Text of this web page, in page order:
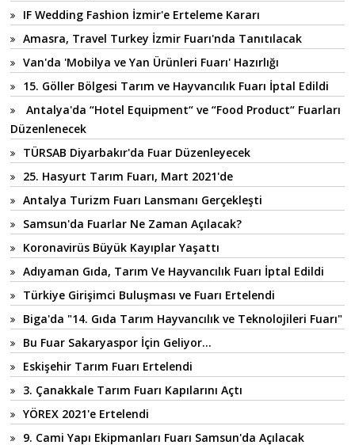
IF Wedding Fashion İzmir'e Erteleme Kararı
Amasra, Travel Turkey İzmir Fuarı'nda Tanıtılacak
Van'da 'Mobilya ve Yan Ürünleri Fuarı' Hazırlığı
15. Göller Bölgesi Tarım ve Hayvancılık Fuarı İptal Edildi
Antalya'da “Hotel Equipment“ ve “Food Product“ Fuarları
Düzenlenecek
TÜRSAB Diyarbakır'da Fuar Düzenleyecek
25. Hasyurt Tarım Fuarı, Mart 2021'de
Antalya Turizm Fuarı Lansmanı Gerçekleşti
Samsun'da Fuarlar Ne Zaman Açılacak?
Koronavirüs Büyük Kayıplar Yaşattı
Adıyaman Gıda, Tarım Ve Hayvancılık Fuarı İptal Edildi
Türkiye Girişimci Buluşması ve Fuarı Ertelendi
Biga'da "14. Gıda Tarım Hayvancılık ve Teknolojileri Fuarı"
Bu Fuar Sakaryaspor İçin Geliyor...
Eskişehir Tarım Fuarı Ertelendi
3. Çanakkale Tarım Fuarı Kapılarını Açtı
YÖREX 2021'e Ertelendi
9. Cami Yapı Ekipmanları Fuarı Samsun'da Açılacak